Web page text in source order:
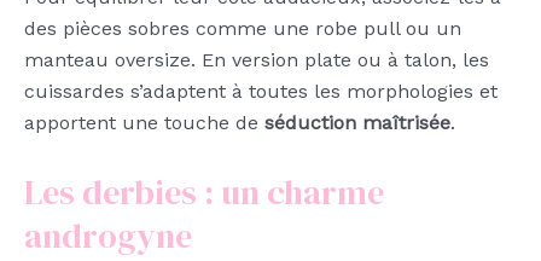
des pièces sobres comme une robe pull ou un
manteau oversize. En version plate ou à talon, les
cuissardes s’adaptent à toutes les morphologies et
apportent une touche de séduction maîtrisée.
Les derbies : un charme
androgyne